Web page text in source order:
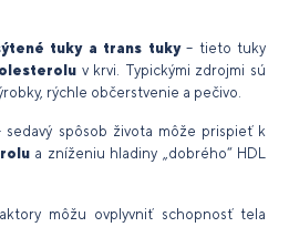
tuky a trans tuky– tieto tuky
v krvi. Typickými zdrojmi sú
rýchle občerstvenie a pečivo.
sedavý spôsob života môže prispieť k
a zníženiu hladiny „dobrého“ HDL
môžu ovplyvniť schopnosť tela